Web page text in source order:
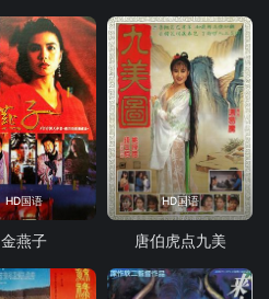
HD国语
金燕子
HD国语
唐伯虎点九美